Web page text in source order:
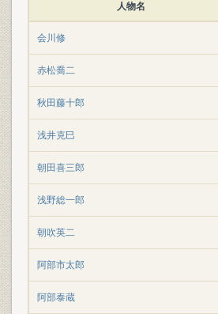
人物名
会川修
赤松喬二
秋田藤十郎
浅井克巳
朝田喜三郎
浅野総一郎
朝吹英二
阿部市太郎
阿部泰蔵